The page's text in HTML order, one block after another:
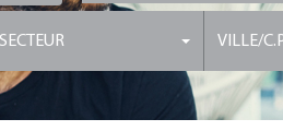
SECTEUR VILLE/